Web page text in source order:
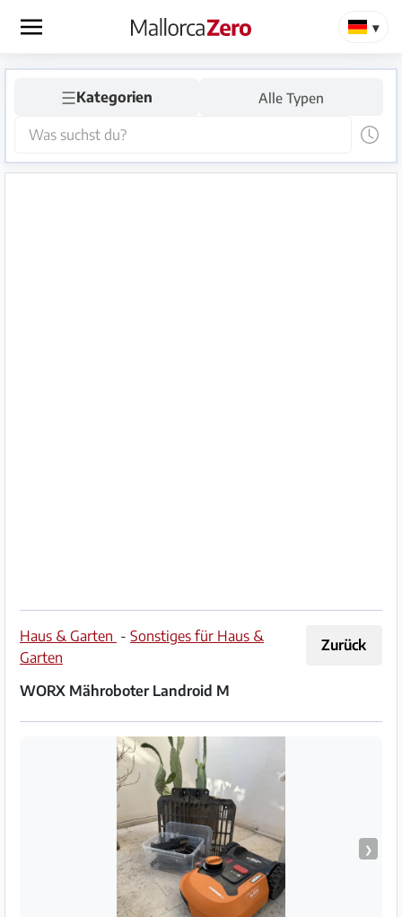
×
Startseite
Anzeige
aufgeben
Hilfe
&
☰Kategorien Alle Typen
Zurück
Haus & Garten - Sonstiges für Haus &
Garten
WORX Mähroboter Landroid M
❯